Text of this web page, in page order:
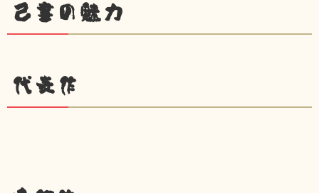
己書の魅力
代表作